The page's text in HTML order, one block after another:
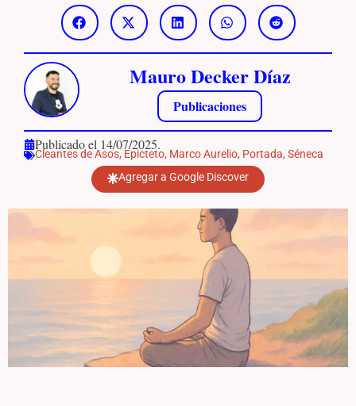
Mauro Decker Díaz
Publicaciones
Publicado el 14/07/2025.
Cleantes de Asos, Epicteto, Marco Aurelio, Portada, Séneca
Agregar a Google Discover